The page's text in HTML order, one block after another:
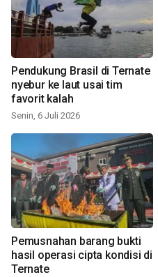
Pendukung Brasil di Ternate
nyebur ke laut usai tim
favorit kalah
Senin, 6 Juli 2026
Pemusnahan barang bukti
hasil operasi cipta kondisi di
Ternate